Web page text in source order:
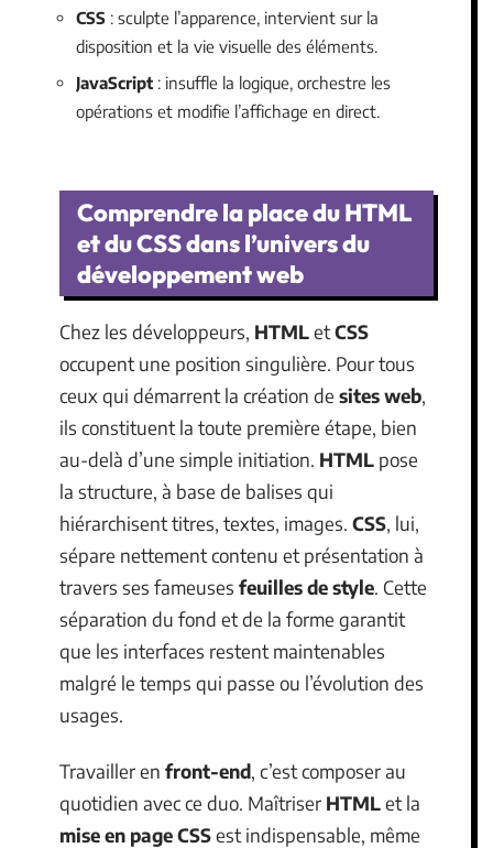
CSS : sculpte l’apparence, intervient sur la
disposition et la vie visuelle des éléments.
JavaScript : insuffle la logique, orchestre les
opérations et modifie l’affichage en direct.
Comprendre la place du HTML
et du CSS dans l’univers du
développement web
Chez les développeurs, HTMLetCSS
occupent une position singulière. Pour tous
ceux qui démarrent la création de sites web,
ils constituent la toute première étape, bien
au-delà d’une simple initiation. HTML pose
la structure, à base de balises qui
hiérarchisent titres, textes, images. CSS, lui,
sépare nettement contenu et présentation à
travers ses fameuses feuilles de style. Cette
séparation du fond et de la forme garantit
que les interfaces restent maintenables
malgré le temps qui passe ou l’évolution des
usages.
Travailler en front-end, c’est composer au
quotidien avec ce duo. Maîtriser HTMLet la
mise en page CSSest indispensable, même